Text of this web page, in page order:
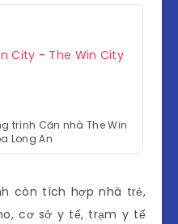
trình Căn nhà The Win
Long An
còn tích hợp nhà trẻ,
cơ sở y tế, trạm y tế